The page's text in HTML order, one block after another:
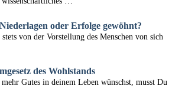
oder Erfolge gewöhnt?
von der Vorstellung des Menschen von sich
des Wohlstands
Gutes in deinem Leben wünschst, musst Du